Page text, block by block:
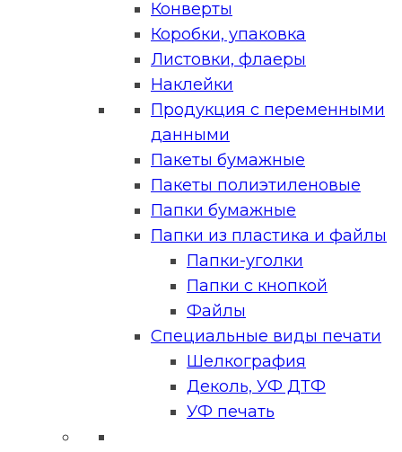
Конверты
Коробки, упаковка
Листовки, флаеры
Наклейки
Продукция с переменными
данными
Пакеты бумажные
Пакеты полиэтиленовые
Папки бумажные
Папки из пластика и файлы
Папки-уголки
Папки с кнопкой
Файлы
Специальные виды печати
Шелкография
Деколь, УФ ДТФ
УФ печать